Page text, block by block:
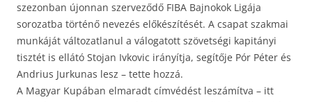
szezonban újonnan szerveződő FIBA Bajnokok Ligája
sorozatba történő nevezés előkészítését. A csapat szakmai
munkáját változatlanul a válogatott szövetségi kapitányi
tisztét is ellátó Stojan Ivkovic irányítja, segítője Pór Péter és
Andrius Jurkunas lesz – tette hozzá.
A Magyar Kupában elmaradt címvédést leszámítva – itt